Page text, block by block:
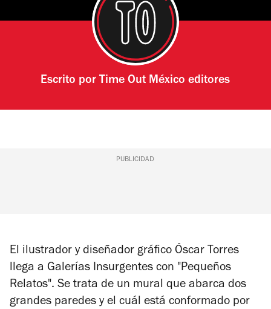
Escrito por Time Out México editores
PUBLICIDAD
El ilustrador y diseñador gráfico Óscar Torres
llega a Galerías Insurgentes con "Pequeños
Relatos". Se trata de un mural que abarca dos
grandes paredes y el cuál está conformado por